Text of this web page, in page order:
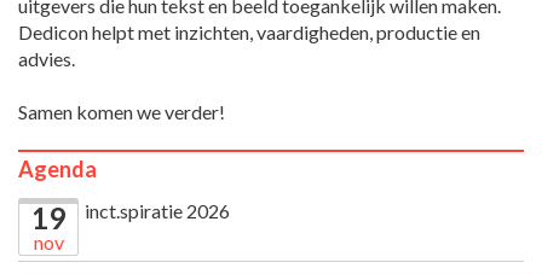
uitgevers die hun tekst en beeld toegankelijk willen maken.
Dedicon helpt met inzichten, vaardigheden, productie en
advies.
Samen komen we verder!
Agenda
19
nov
inct.spiratie 2026